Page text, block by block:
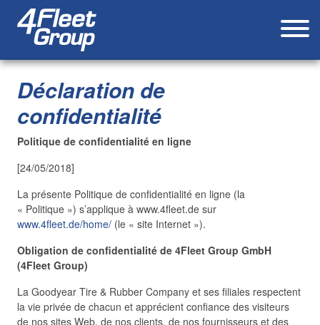
Déclaration de
confidentialité
Politique de confidentialité en ligne
[24/05/2018]
La présente Politique de confidentialité en ligne (la
« Politique ») s’applique à www.4fleet.de sur
www.4fleet.de/home/ (le « site Internet »).
Obligation de confidentialité de 4Fleet Group GmbH
(4Fleet Group)
La Goodyear Tire & Rubber Company et ses filiales respectent
la vie privée de chacun et apprécient confiance des visiteurs
de nos sites Web, de nos clients, de nos fournisseurs et des